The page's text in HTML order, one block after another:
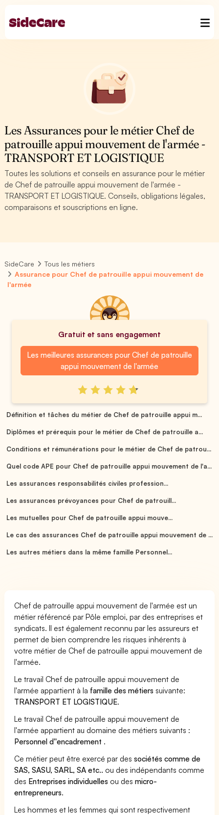
Les Assurances pour le métier Chef de
patrouille appui mouvement de l'armée -
TRANSPORT ET LOGISTIQUE
Toutes les solutions et conseils en assurance pour le métier
de Chef de patrouille appui mouvement de l'armée -
TRANSPORT ET LOGISTIQUE. Conseils, obligations légales,
comparaisons et souscriptions en ligne.
SideCare
Tous les métiers
Assurance pour Chef de patrouille appui mouvement de
l'armée
Gratuit et sans engagement
Les meilleures assurances pour Chef de patrouille
appui mouvement de l'armée
Définition et tâches du métier de Chef de patrouille appui m...
Diplômes et prérequis pour le métier de Chef de patrouille a...
Conditions et rémunérations pour le métier de Chef de patrou...
Quel code APE pour Chef de patrouille appui mouvement de l'a...
Les assurances responsabilités civiles profession...
Les assurances prévoyances pour Chef de patrouill...
Les mutuelles pour Chef de patrouille appui mouve...
Le cas des assurances Chef de patrouille appui mouvement de ...
Les autres métiers dans la même famille Personnel...
Chef de patrouille appui mouvement de l'armée est un
métier référencé par Pôle emploi, par des entreprises et
syndicats. Il est également reconnu par les assureurs et
permet de bien comprendre les risques inhérents à
votre métier de Chef de patrouille appui mouvement de
l'armée.
Le travail Chef de patrouille appui mouvement de
l'armée appartient à la famille des métiers suivante:
TRANSPORT ET LOGISTIQUE.
Le travail Chef de patrouille appui mouvement de
l'armée appartient au domaine des métiers suivants :
Personnel d''encadrement .
Ce métier peut être exercé par dessociétés comme de
SAS, SASU, SARL, SA etc.. ou des indépendants comme
des Entreprises individuelles ou desmicro-
entrepreneurs.
Les hommes et les femmes qui sont respectivement